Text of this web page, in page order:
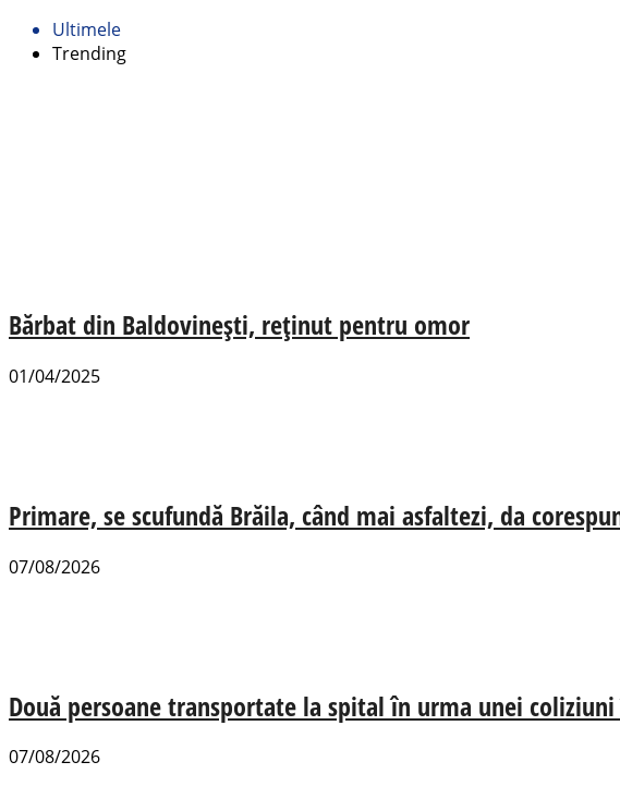
Ultimele
Trending
Bărbat din Baldovinești, reținut pentru omor
01/04/2025
Primare, se scufundă Brăila, când mai asfaltezi, da
07/08/2026
Două persoane transportate la spital în urma unei
07/08/2026